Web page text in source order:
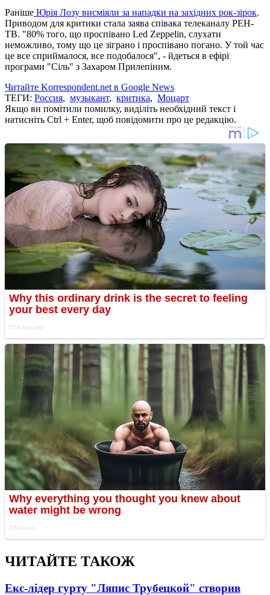
Раніше Юрія Лозу висміяли за нападки на західних рок-зірок.
Приводом для критики стала заява співака телеканалу РЕН-
ТВ. "80% того, що проспівано Led Zeppelin, слухати
неможливо, тому що це зіграно і проспівано погано. У той час
це все сприймалося, все подобалося", - йдеться в ефірі
програми "Сіль" з Захаром Прилепіним.
Читайте Korrespondent.net в Google News
ТЕГИ: Россия, музыкант, критика, Моцарт
Якщо ви помітили помилку, виділіть необхідний текст і
натисніть Ctrl + Enter, щоб повідомити про це редакцію.
ЧИТАЙТЕ ТАКОЖ
Екс-лідер гурту "Ляпис Трубецкой" створив